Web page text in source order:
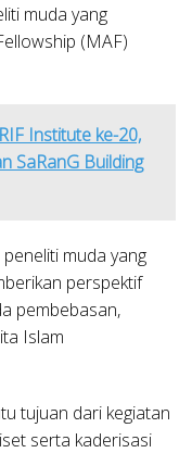
muda yang
(MAF)
Institute ke-20,
SaRanG Building
muda yang
perspektif
pembebasan,
Islam
tujuan dari kegiatan
serta kaderisasi